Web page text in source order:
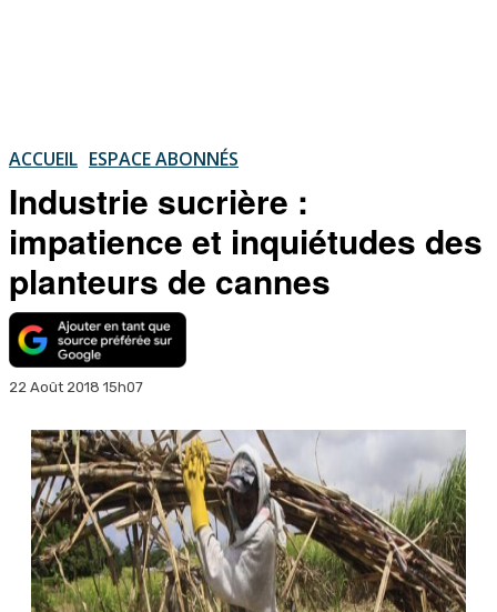
ACCUEIL ESPACE ABONNÉS
Industrie sucrière :
impatience et inquiétudes des
planteurs de cannes
22 Août 2018 15h07